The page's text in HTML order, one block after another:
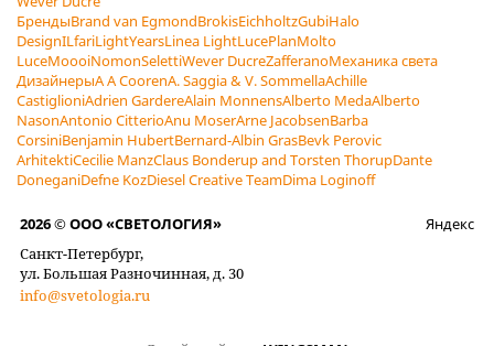
БрендыBrand van EgmondBrokisEichholtzGubiHalo
DesignILfariLightYearsLinea LightLucePlanMolto
LuceMoooiNomonSelettiWever DucreZafferanoМеханика света
ДизайнерыA A CoorenA. Saggia & V. SommellaAchille
CastiglioniAdrien GardereAlain MonnensAlberto MedaAlberto
NasonAntonio CitterioAnu MoserArne JacobsenBarba
CorsiniBenjamin HubertBernard-Albin GrasBevk Perovic
ArhitektiCecilie ManzClaus Bonderup and Torsten ThorupDante
DoneganiDefne KozDiesel Creative TeamDima Loginoff
2026 © ООО «СВЕТОЛОГИЯ»
Санкт-Петербург,
ул. Большая Разночинная, д. 30
info@svetologia.ru
Яндекс